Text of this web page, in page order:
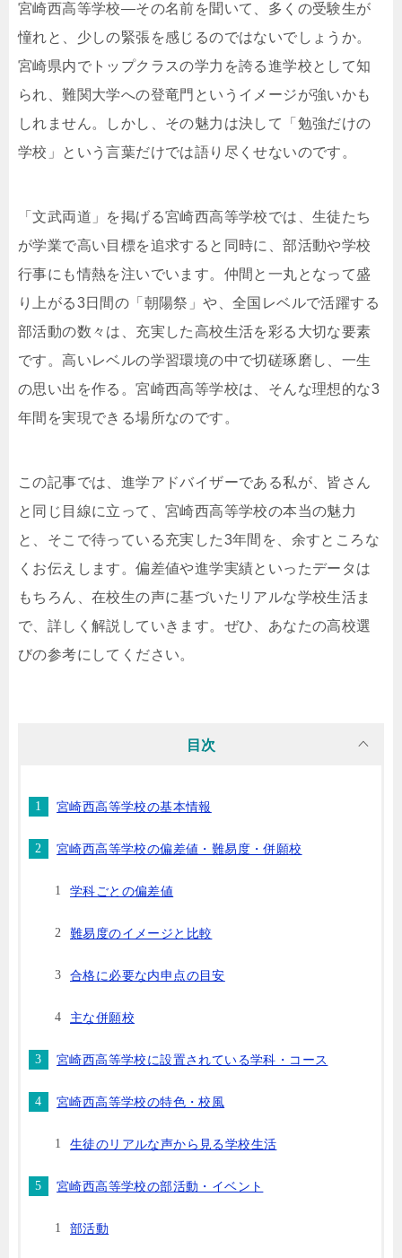
宮崎西高等学校—その名前を聞いて、多くの受験生が
憧れと、少しの緊張を感じるのではないでしょうか。
宮崎県内でトップクラスの学力を誇る進学校として知
られ、難関大学への登竜門というイメージが強いかも
しれません。しかし、その魅力は決して「勉強だけの
学校」という言葉だけでは語り尽くせないのです。
「文武両道」を掲げる宮崎西高等学校では、生徒たち
が学業で高い目標を追求すると同時に、部活動や学校
行事にも情熱を注いでいます。仲間と一丸となって盛
り上がる3日間の「朝陽祭」や、全国レベルで活躍する
部活動の数々は、充実した高校生活を彩る大切な要素
です。高いレベルの学習環境の中で切磋琢磨し、一生
の思い出を作る。宮崎西高等学校は、そんな理想的な3
年間を実現できる場所なのです。
この記事では、進学アドバイザーである私が、皆さん
と同じ目線に立って、宮崎西高等学校の本当の魅力
と、そこで待っている充実した3年間を、余すところな
くお伝えします。偏差値や進学実績といったデータは
もちろん、在校生の声に基づいたリアルな学校生活ま
で、詳しく解説していきます。ぜひ、あなたの高校選
びの参考にしてください。
目次
宮崎西高等学校の基本情報
宮崎西高等学校の偏差値・難易度・併願校
学科ごとの偏差値
難易度のイメージと比較
合格に必要な内申点の目安
主な併願校
宮崎西高等学校に設置されている学科・コース
宮崎西高等学校の特色・校風
生徒のリアルな声から見る学校生活
宮崎西高等学校の部活動・イベント
部活動